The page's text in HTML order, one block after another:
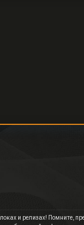
и релизах! Помните,